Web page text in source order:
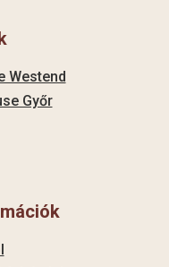
Westend
Győr